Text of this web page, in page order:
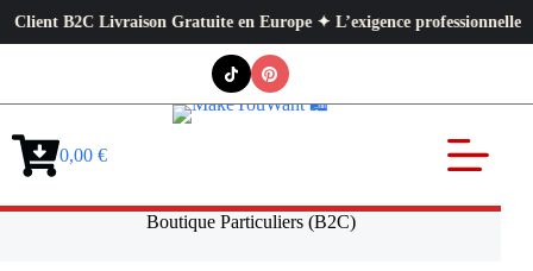
B2C Livraison Gratuite en Europe ✦ L’exigence professionnelle au
Panier0,00 €
Boutique Particuliers (B2C)